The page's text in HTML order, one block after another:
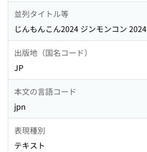
並列タイトル等
じんもんこん2024 ジンモンコン 2024
出版地（国名コード）
JP
本文の言語コード
jpn
表現種別
テキスト